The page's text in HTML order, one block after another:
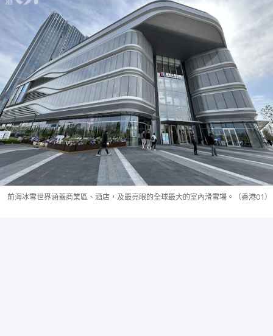
前海冰雪世界涵蓋商業區、酒店，及最亮眼的全球最大的室內滑雪場。（香港01）